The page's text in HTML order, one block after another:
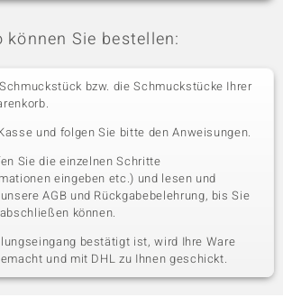
können Sie bestellen:
bzw. die Schmuckstücke Ihrer
und folgen Sie bitte den Anweisungen.
Sie die einzelnen Schritte
eingeben etc.) und lesen und
AGB und Rückgabebelehrung, bis Sie
können.
bestätigt ist, wird Ihre Ware
und mit DHL zu Ihnen geschickt.